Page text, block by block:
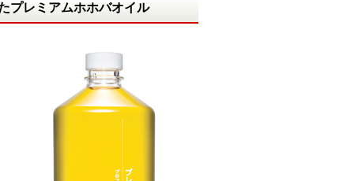
プレミアムホホバオイル